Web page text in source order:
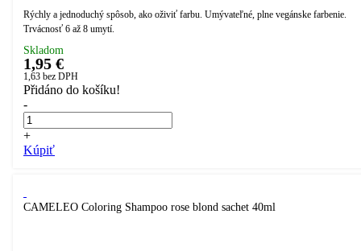
Rýchly a jednoduchý spôsob, ako oživiť farbu. Umývateľné, plne vegánske farbenie.
Trvácnosť 6 až 8 umytí.
Skladom
1,95 €
1,63 bez DPH
Přidáno do košíku!
-
+
Kúpiť
CAMELEO Coloring Shampoo rose blond sachet 40ml